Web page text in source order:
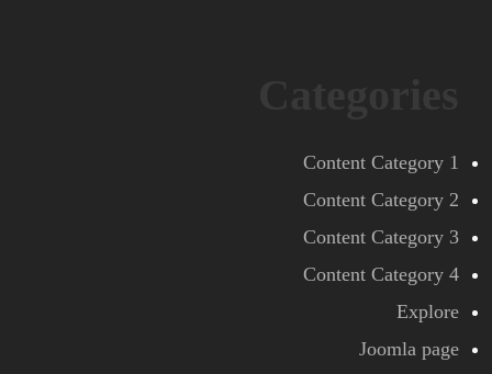
Content Category 1
Content Category 2
Content Category 3
Content Category 4
Explore
Joomla page